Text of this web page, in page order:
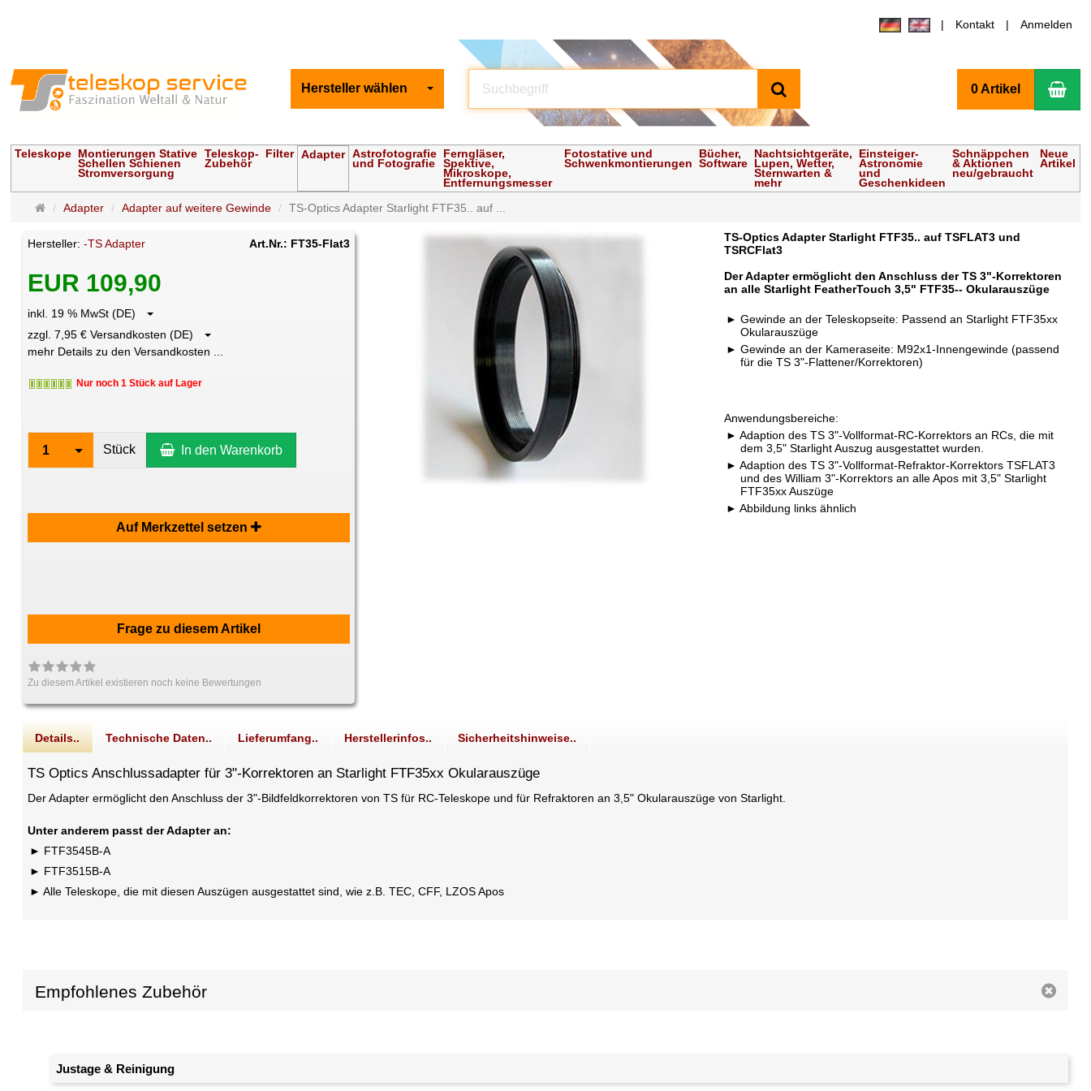
Kontakt Anmelden
Hersteller wählen 0 Artikel
Teleskope Montierungen Stative
Schellen Schienen
Stromversorgung
Teleskop-
Zubehör
Filter Adapter Astrofotografie
und Fotografie
Ferngläser,
Spektive,
Mikroskope,
Entfernungsmesser
Fotostative und
Schwenkmontierungen
Bücher,
Software
Nachtsichtgeräte,
Lupen, Wetter,
Sternwarten &
mehr
Einsteiger-
Astronomie
und
Geschenkideen
Schnäppchen
& Aktionen
neu/gebraucht
Neue
Artikel
Startseite
Adapter Adapter auf weitere Gewinde TS-Optics Adapter Starlight FTF35.. auf ...
Hersteller:-TS Adapter Art.Nr.: FT35-Flat3
EUR 109,90
inkl. 19 % MwSt (DE)
zzgl. 7,95 € Versandkosten (DE)
mehr Details zu den Versandkosten ...
Nur noch 1 Stück auf Lager
1 Stück In den Warenkorb
Auf Merkzettel setzen
Frage zu diesem Artikel
Zu diesem Artikel existieren noch keine Bewertungen
TS-Optics Adapter Starlight FTF35.. auf TSFLAT3 und
TSRCFlat3
Der Adapter ermöglicht den Anschluss der TS 3"-Korrektoren
an alle Starlight FeatherTouch 3,5" FTF35-- Okularauszüge
Gewinde an der Teleskopseite: Passend an Starlight FTF35xx
Okularauszüge
Gewinde an der Kameraseite: M92x1-Innengewinde (passend
für die TS 3"-Flattener/Korrektoren)
Anwendungsbereiche:
Adaption des TS 3"-Vollformat-RC-Korrektors an RCs, die mit
dem 3,5" Starlight Auszug ausgestattet wurden.
Adaption des TS 3"-Vollformat-Refraktor-Korrektors TSFLAT3
und des William 3"-Korrektors an alle Apos mit 3,5" Starlight
FTF35xx Auszüge
Abbildung links ähnlich
Details.. Technische Daten.. Lieferumfang.. Herstellerinfos.. Sicherheitshinweise..
TS Optics Anschlussadapter für 3"-Korrektoren an Starlight FTF35xx Okularauszüge
Der Adapter ermöglicht den Anschluss der 3"-Bildfeldkorrektoren von TS für RC-Teleskope und für Refraktoren an 3,5" Okularauszüge von Starlight.
Unter anderem passt der Adapter an:
FTF3545B-A
FTF3515B-A
Alle Teleskope, die mit diesen Auszügen ausgestattet sind, wie z.B. TEC, CFF, LZOS Apos
Empfohlenes Zubehör
Justage & Reinigung